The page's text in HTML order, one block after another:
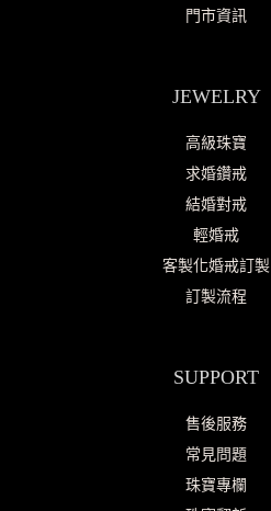
門市資訊
JEWELRY
高級珠寶
求婚鑽戒
結婚對戒
輕婚戒
客製化婚戒訂製
訂製流程
SUPPORT
售後服務
常見問題
珠寶專欄